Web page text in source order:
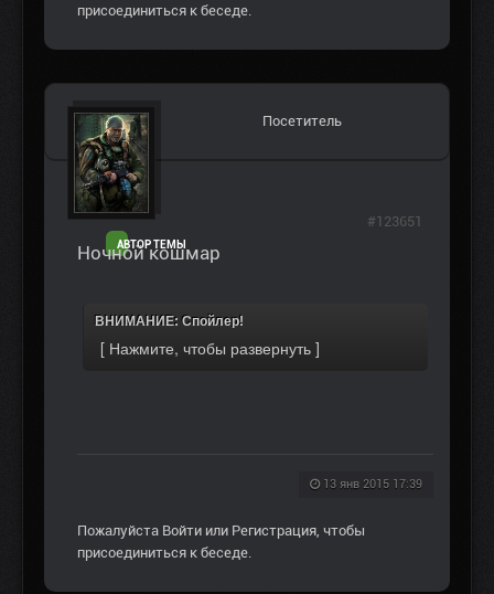
присоединиться к беседе.
АВТОР ТЕМЫ
Посетитель
Ночной кошмар
ВНИМАНИЕ: Спойлер!
13 янв 2015 17:39
#123651
Пожалуйста Войти или Регистрация , чтобы
присоединиться к беседе.